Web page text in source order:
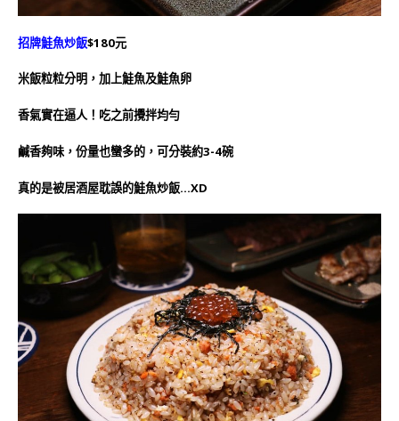
招牌鮭魚炒飯$180元
米飯粒粒分明，加上鮭魚及鮭魚卵
香氣實在逼人！吃之前攪拌均勻
鹹香夠味，份量也蠻多的，可分裝約3-4碗
真的是被居酒屋耽誤的鮭魚炒飯…XD